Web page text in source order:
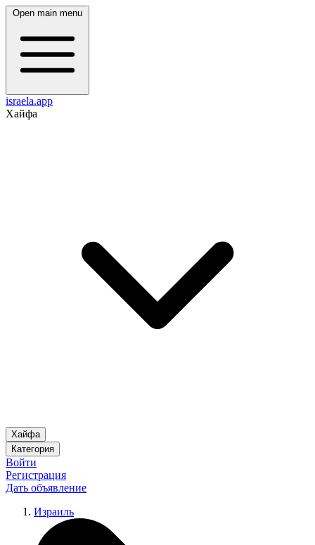
Open main menu
israela.app
Хайфа
Хайфа
Категория
Войти
Регистрация
Дать объявление
Израиль